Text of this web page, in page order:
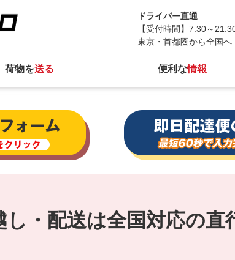
ドライバー直通
【受付時間】7:30～
東京・首都圏から全国へ
荷物を送る 便利な情報
し・配送は全国対応の直